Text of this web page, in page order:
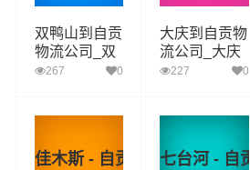
双鸭山到自贡
物流公司_双
鸭山到自贡货
267 0
大庆到自贡物
流公司_大庆
到自贡货运_
227 0
佳木斯 - 自贡 七台河 - 自贡